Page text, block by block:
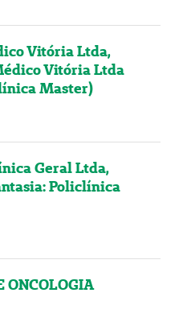
Vitória Ltda,
Vitória Ltda
Master)
Geral Ltda,
Policlínica
ONCOLOGIA